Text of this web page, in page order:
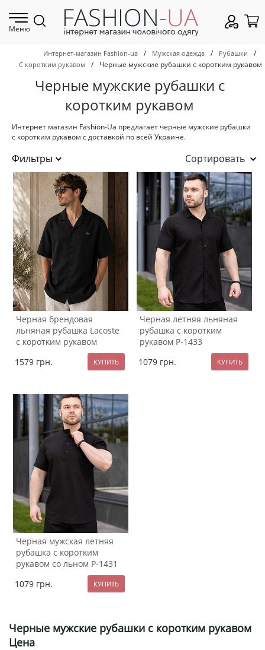
Меню
Интернет-магазин Fashion-ua / Мужская одежда / Рубашки /
С коротким рукавом / Черные мужские рубашки с коротким рукавом
Черные мужские рубашки с
коротким рукавом
Интернет магазин Fashion-Ua предлагает черные мужские рубашки
с коротким рукавом с доставкой по всей Украине.
Сортировать
Черная брендовая
льняная рубашка Lacoste
с коротким рукавом
1579 грн.
Черная летняя льняная
рубашка с коротким
рукавом Р-1433
1079 грн.
Черная мужская летняя
рубашка с коротким
рукавом со льном Р-1431
1079 грн.
Черные мужские рубашки с коротким рукавом
Цена